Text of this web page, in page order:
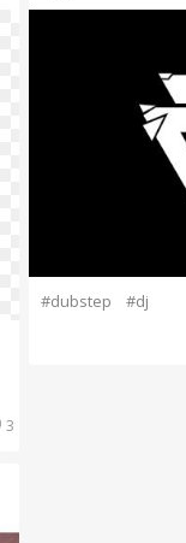
3
#dubstep #dj